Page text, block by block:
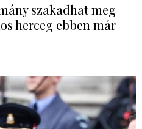
szakadhat meg
herceg ebben már